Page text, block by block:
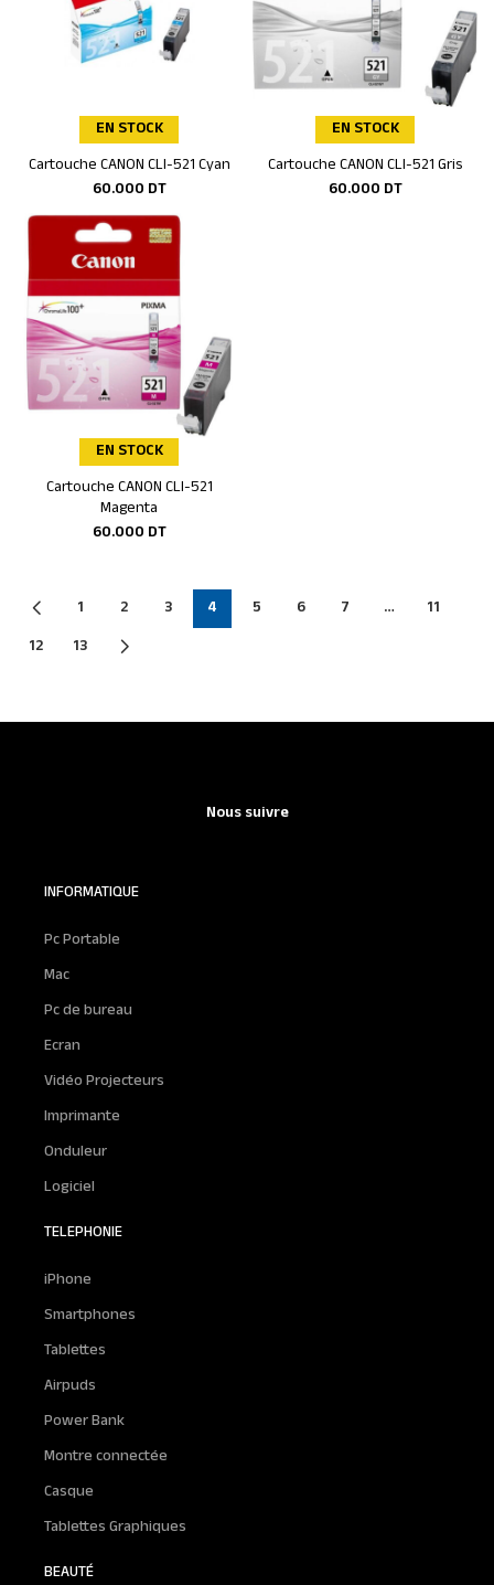
EN STOCK
Ajouter au panier
Cartouche CANON CLI-521 Cyan
60.000 DT
EN STOCK
Ajouter au panier
Cartouche CANON CLI-521 Gris
60.000 DT
EN STOCK
Ajouter au panier
Cartouche CANON CLI-521
Magenta
60.000 DT
1 2 3 4 5 6 7 …
11
12
13
Nous suivre
INFORMATIQUE
Pc Portable
Mac
Pc de bureau
Ecran
Vidéo Projecteurs
Imprimante
Onduleur
Logiciel
TELEPHONIE
iPhone
Smartphones
Tablettes
Airpuds
Power Bank
Montre connectée
Casque
Tablettes Graphiques
BEAUTÉ